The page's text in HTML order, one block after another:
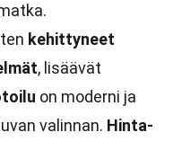
kehittyneet
, lisäävät
on moderni ja
valinnan. Hinta-